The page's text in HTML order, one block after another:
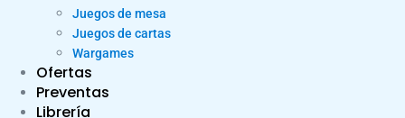
Juegos de mesa
Juegos de cartas
Wargames
Ofertas
Preventas
Librería